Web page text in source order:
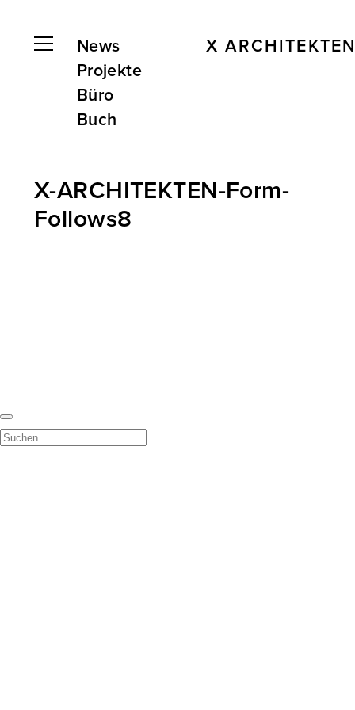
News
Projekte
Büro
Buch
X
X-ARCHITEKTEN-Form-
Follows8